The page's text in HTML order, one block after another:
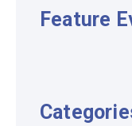
Feature